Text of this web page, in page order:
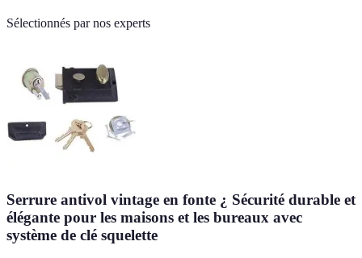
Sélectionnés par nos experts
Serrure antivol vintage en fonte ¿ Sécurité durable et
élégante pour les maisons et les bureaux avec
système de clé squelette